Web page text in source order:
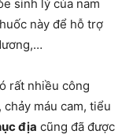
sinh lý của nam
này để hỗ trợ
rất nhiều công
máu cam, tiểu
địa cũng đã được